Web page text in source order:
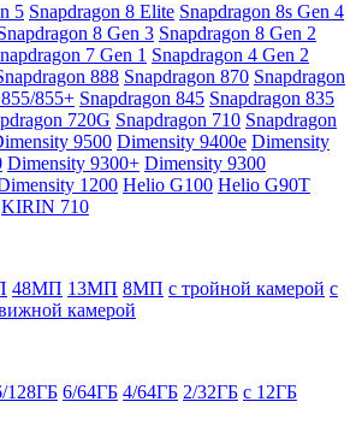
5 Snapdragon 8 Elite Snapdragon 8s Gen 4
8 Gen 3 Snapdragon 8 Gen 2
7 Gen 1 Snapdragon 4 Gen 2
888 Snapdragon 870 Snapdragon
855+ Snapdragon 845 Snapdragon 835
720G Snapdragon 710 Snapdragon
9500 Dimensity 9400e Dimensity
Dimensity 9300+ Dimensity 9300
1200 Helio G100 Helio G90T
KIRIN 710
48МП 13МП 8МП с тройной камерой с
камерой
128ГБ 6/64ГБ 4/64ГБ 2/32ГБ с 12ГБ